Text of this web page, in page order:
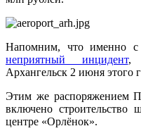
Напомним, что именно с
неприятный инцидент,
Архангельск 2 июня этого
Этим же распоряжением
включено строительство
центре «Орлёнок».